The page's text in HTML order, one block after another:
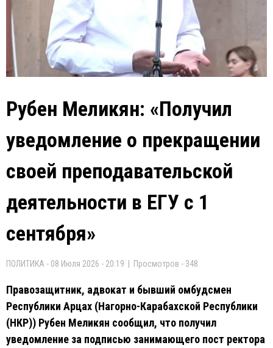
Рубен Меликян: «Получил
уведомление о прекращении
своей преподавательской
деятельности в ЕГУ с 1
сентября»
ПОЛИТИКА - 08 Июля 2026 - 20:19 | Просмотров - 348
Правозащитник, адвокат и бывший омбудсмен
Республики Арцах (Нагорно-Карабахской Республики
(НКР)) Рубен Меликян сообщил, что получил
уведомление за подписью занимающего пост ректора